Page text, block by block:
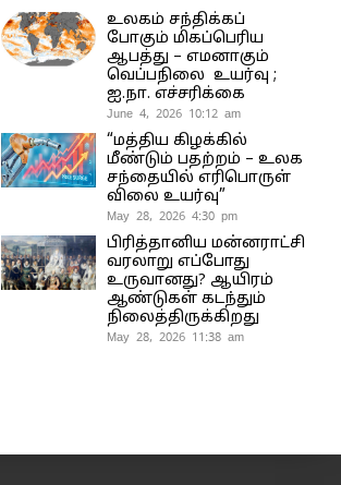
உலகம் சந்திக்கப்
போகும் மிகப்பெரிய
ஆபத்து – எமனாகும்
வெப்பநிலை உயர்வு ;
ஐ.நா. எச்சரிக்கை
June 4, 2026 10:12 am
“மத்திய கிழக்கில்
மீண்டும் பதற்றம் – உலக
சந்தையில் எரிபொருள்
விலை உயர்வு”
May 28, 2026 4:30 pm
பிரித்தானிய மன்னராட்சி
வரலாறு எப்போது
உருவானது? ஆயிரம்
ஆண்டுகள் கடந்தும்
நிலைத்திருக்கிறது
May 28, 2026 11:38 am